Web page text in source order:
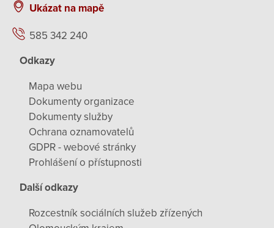
Ukázat na mapě
585 342 240
Odkazy
Mapa webu
Dokumenty organizace
Dokumenty služby
Ochrana oznamovatelů
GDPR - webové stránky
Prohlášení o přístupnosti
Další odkazy
Rozcestník sociálních služeb zřízených